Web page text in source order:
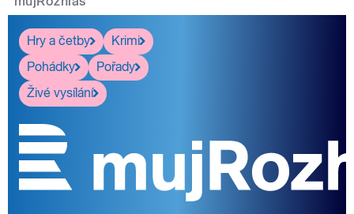
Hry a četby
Krimi
Pohádky
Pořady
Živé vysílání